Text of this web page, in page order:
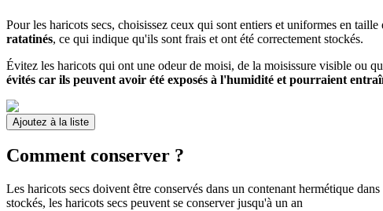
Pour les haricots secs, choisissez ceux qui sont entiers et uniformes en
ratatinés, ce qui indique qu'ils sont frais et ont été correctement stockés.
Évitez les haricots qui ont une odeur de moisi, de la moisissure visible ou
évités car ils peuvent avoir été exposés à l'humidité et pourraient
Ajoutez à la liste
Comment conserver ?
Les haricots secs doivent être conservés dans un contenant hermétique
stockés, les haricots secs peuvent se conserver jusqu'à un an